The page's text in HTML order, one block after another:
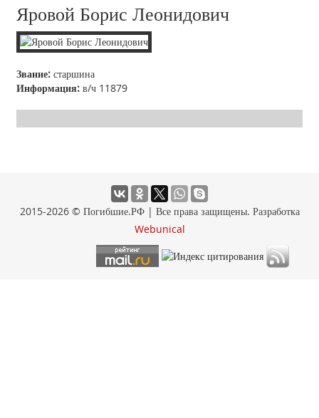
Яровой Борис Леонидович
Звание: старшина
Информация: в/ч 11879
2015-2026 © Погибшие.РФ | Все права защищены. Разработка
Webunical